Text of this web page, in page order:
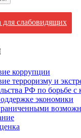
для слабовидящих
коррупции
терроризму и
РФ по борьбе с
экономики